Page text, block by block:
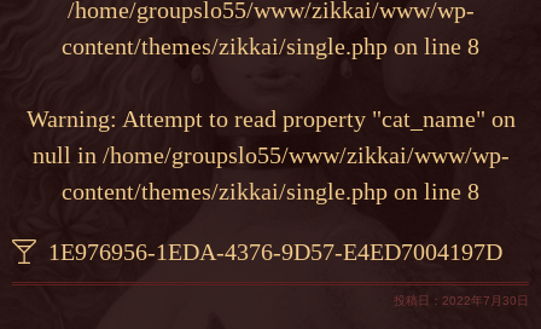
/home/groupslo55/www/zikkai/www/wp-
content/themes/zikkai/single.php on line 8
Warning: Attempt to read property "cat_name" on
null in /home/groupslo55/www/zikkai/www/wp-
content/themes/zikkai/single.php on line 8
1E976956-1EDA-4376-9D57-E4ED7004197D
投稿日：2022年7月30日